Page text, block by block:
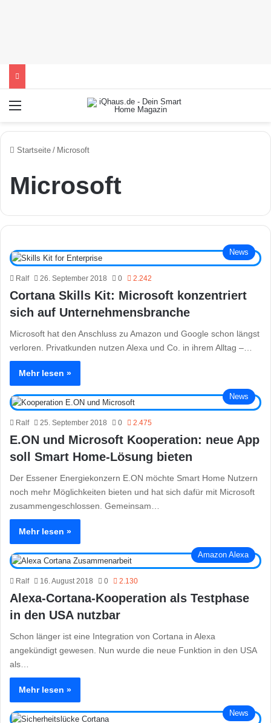
Startseite / Microsoft
Microsoft
News
Ralf 26. September 2018 0 2.242
Cortana Skills Kit: Microsoft konzentriert
sich auf Unternehmensbranche
Microsoft hat den Anschluss zu Amazon und Google schon längst
verloren. Privatkunden nutzen Alexa und Co. in ihrem Alltag –…
Mehr lesen »
News
Ralf 25. September 2018 0 2.475
E.ON und Microsoft Kooperation: neue App
soll Smart Home-Lösung bieten
Der Essener Energiekonzern E.ON möchte Smart Home Nutzern
noch mehr Möglichkeiten bieten und hat sich dafür mit Microsoft
zusammengeschlossen. Gemeinsam…
Mehr lesen »
Amazon Alexa
Ralf 16. August 2018 0 2.130
Alexa-Cortana-Kooperation als Testphase
in den USA nutzbar
Schon länger ist eine Integration von Cortana in Alexa
angekündigt gewesen. Nun wurde die neue Funktion in den USA
als…
Mehr lesen »
News